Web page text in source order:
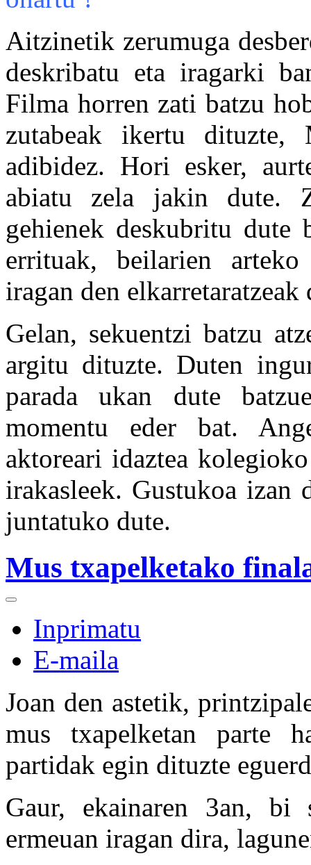
Aitzinetik zerumuga
deskribatu eta iragarki
Filma horren zati batzu
zutabeak ikertu dituzte,
adibidez. Hori esker,
abiatu zela jakin dute.
gehienek deskubritu dute
errituak, beilarien
iragan den
Gelan, sekuentzi batzu
argitu dituzte. Duten
parada ukan dute
momentu eder bat.
aktoreari idaztea
irakasleek. Gustukoa izan
juntatuko dute.
Mus txapelketako
Inprimatu
E-maila
Joan den astetik,
mus txapelketan parte
partidak egin dituzte
Gaur, ekainaren 3an, bi
ermeuan iragan dira,